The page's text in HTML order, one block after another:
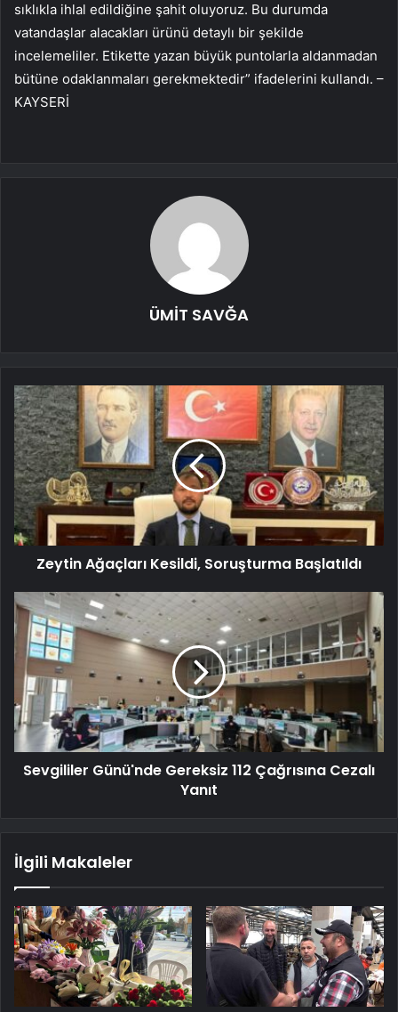
sıklıkla ihlal edildiğine şahit oluyoruz. Bu durumda
vatandaşlar alacakları ürünü detaylı bir şekilde
incelemeliler. Etikette yazan büyük puntolarla aldanmadan
bütüne odaklanmaları gerekmektedir” ifadelerini kullandı. –
KAYSERİ
ÜMİT SAVĞA
Zeytin Ağaçları Kesildi, Soruşturma Başlatıldı
Sevgililer Günü'nde Gereksiz 112 Çağrısına Cezalı
Yanıt
İlgili Makaleler